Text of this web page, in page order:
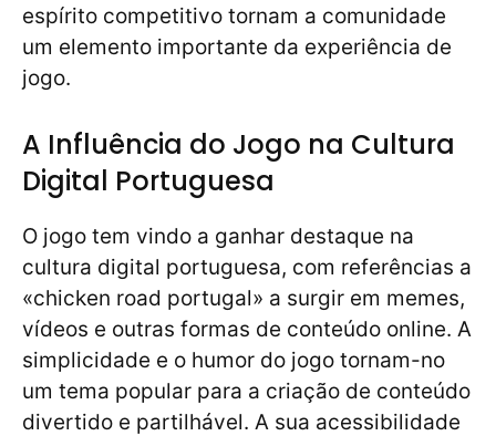
espírito competitivo tornam a comunidade
um elemento importante da experiência de
jogo.
A Influência do Jogo na Cultura
Digital Portuguesa
O jogo tem vindo a ganhar destaque na
cultura digital portuguesa, com referências a
«chicken road portugal» a surgir em memes,
vídeos e outras formas de conteúdo online. A
simplicidade e o humor do jogo tornam-no
um tema popular para a criação de conteúdo
divertido e partilhável. A sua acessibilidade